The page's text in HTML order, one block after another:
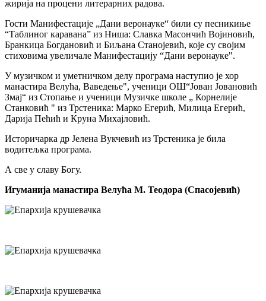
жирија на процени литерарних радова.
Гости Манифестације „Дани веронауке“ били су песникиње
“Таблиног каравана” из Ниша: Славка Масончић Војиновић,
Бранкица Богдановић и Биљана Станојевић, које су својим
стиховима увеличале Манифестацију “Дани веронауке".
У музичком и уметничком делу програма наступио је хор
манастира Велућа, Ваведење", ученици ОШ“Јован Јовановић
Змај“ из Стопање и ученици Музичке школе „ Корнелије
Станковић " из Трстеника: Марко Егерић, Милица Егерић,
Дарија Пећић и Круна Михајловић.
Историчарка др Јелена Вукчевић из Трстеника је била
водитељка програма.
А све у славу Богу.
Игуманија манастира Велућа М. Теодора (Спасојевић)